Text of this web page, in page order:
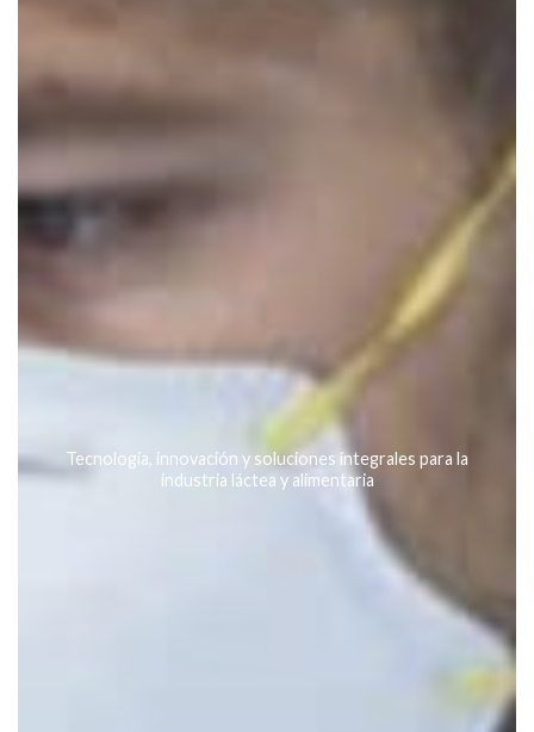
Tecnología, innovación y soluciones integrales para la
industria láctea y alimentaria